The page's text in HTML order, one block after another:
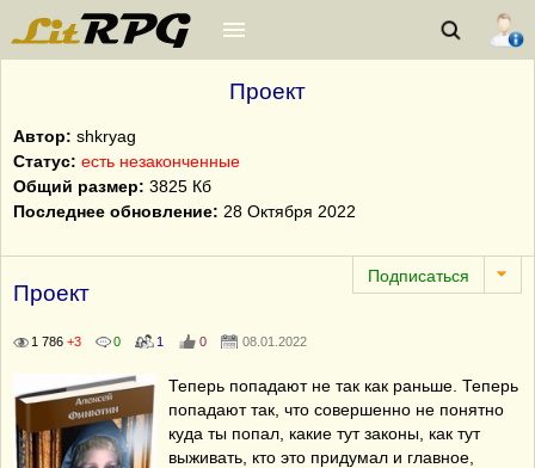
Проект
Автор: shkryag
Статус: есть незаконченные
Общий размер: 3825 Кб
Последнее обновление: 28 Октября 2022
Проект
1 786 +3 0 1 0 08.01.2022
Теперь попадают не так как раньше. Теперь
попадают так, что совершенно не понятно
куда ты попал, какие тут законы, как тут
выживать, кто это придумал и главное,